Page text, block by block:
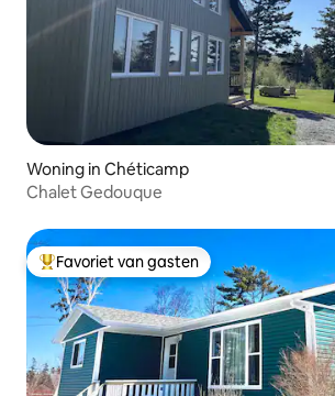
Woning in Chéticamp
Chalet Gedouque
Topfavoriet van gasten
Favoriet van gasten